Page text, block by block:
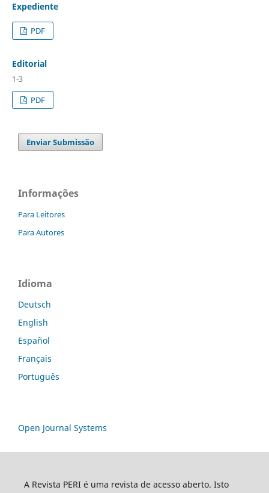
Expediente
PDF
Editorial
1-3
PDF
Enviar Submissão
Informações
Para Leitores
Para Autores
Idioma
Deutsch
English
Español
Français
Português
Open Journal Systems
A Revista PERI é uma revista de acesso aberto. Isto